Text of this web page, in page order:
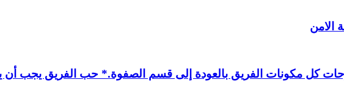
الامن
كل مكونات الفريق بالعودة إلى قسم الصفوة.* حب الفريق يجب أن